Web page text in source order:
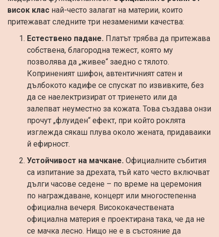
висок клас най-често залагат на материи, които
притежават следните три незаменими качества:
Естествено падане. Платът трябва да притежава
собствена, благородна тежест, която му
позволява да „живее“ заедно с тялото.
Коприненият шифон, автентичният сатен и
дълбокото кадифе се спускат по извивките, без
да се наелектризират от триенето или да
залепват неуместно за кожата. Това създава онзи
прочут „флуиден“ ефект, при който роклята
изглежда сякаш плува около жената, придаваики
й ефирност.
Устойчивост на мачкане. Официалните събития
са изпитание за дрехата, тъй като често включват
дълги часове седене – по време на церемония
по награждаване, концерт или многостепенна
официална вечеря. Висококачествената
официална материя е проектирана така, че да не
се мачка лесно. Нищо не е в състояние да